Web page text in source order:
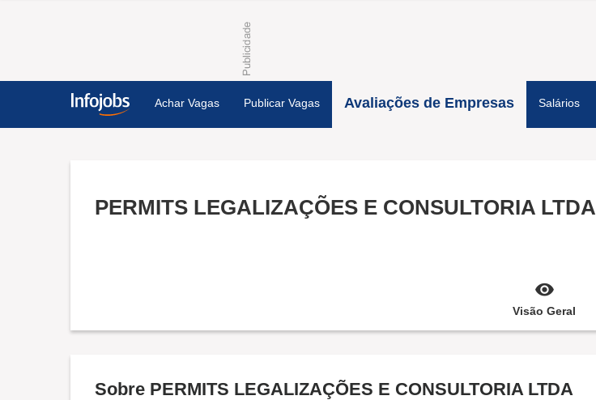
Achar Vagas Publicar Vagas Avaliações de Empresas Salários
PERMITS LEGALIZAÇÕES E CONSULTORIA LTDA
Visão Geral
Sobre PERMITS LEGALIZAÇÕES E CONSULTORIA LTDA